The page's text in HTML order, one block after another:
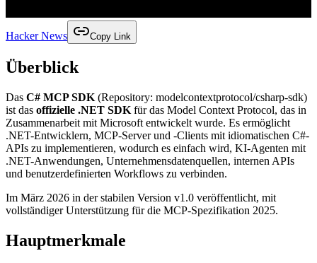
Hacker News Copy Link
Überblick
Das C# MCP SDK (Repository: modelcontextprotocol/csharp-sdk)
ist das offizielle .NET SDK für das Model Context Protocol, das in
Zusammenarbeit mit Microsoft entwickelt wurde. Es ermöglicht
.NET-Entwicklern, MCP-Server und -Clients mit idiomatischen C#-
APIs zu implementieren, wodurch es einfach wird, KI-Agenten mit
.NET-Anwendungen, Unternehmensdatenquellen, internen APIs
und benutzerdefinierten Workflows zu verbinden.
Im März 2026 in der stabilen Version v1.0 veröffentlicht, mit
vollständiger Unterstützung für die MCP-Spezifikation 2025.
Hauptmerkmale